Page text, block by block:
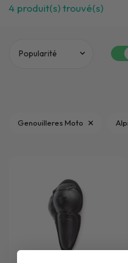
4 produit(s) trouvé(s)
Genouilleres Moto